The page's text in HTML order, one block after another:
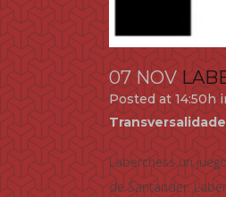
07 NOV
Posted at 14:50h
Laberchess un
de Santander.